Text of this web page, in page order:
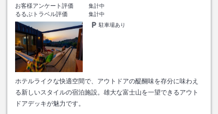
お客様アンケート評価
集計中
るるぶトラベル評価
集計中
駐車場あり
ホテルライクな快適空間で、アウトドアの醍醐味を存分に味わえ
る新しいスタイルの宿泊施設。雄大な富士山を一望できるアウト
ドアデッキが魅力です。